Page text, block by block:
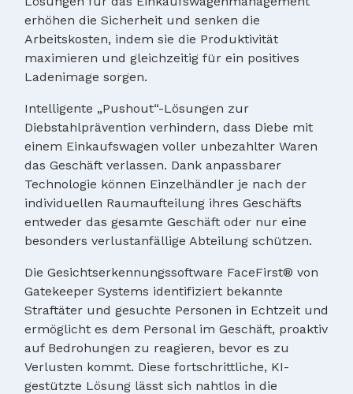
erhöhen die Sicherheit und senken die
Arbeitskosten, indem sie die Produktivität
maximieren und gleichzeitig für ein positives
Ladenimage sorgen.
Intelligente „Pushout“-Lösungen zur
Diebstahlprävention verhindern, dass Diebe mit
einem Einkaufswagen voller unbezahlter Waren
das Geschäft verlassen. Dank anpassbarer
Technologie können Einzelhändler je nach der
individuellen Raumaufteilung ihres Geschäfts
entweder das gesamte Geschäft oder nur eine
besonders verlustanfällige Abteilung schützen.
Die Gesichtserkennungssoftware FaceFirst® von
Gatekeeper Systems identifiziert bekannte
Straftäter und gesuchte Personen in Echtzeit und
ermöglicht es dem Personal im Geschäft, proaktiv
auf Bedrohungen zu reagieren, bevor es zu
Verlusten kommt. Diese fortschrittliche, KI-
gestützte Lösung lässt sich nahtlos in die